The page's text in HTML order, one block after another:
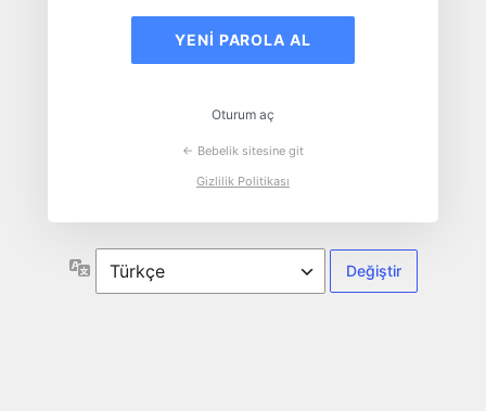
Oturum aç
← Bebelik sitesine git
Gizlilik Politikası
Dil